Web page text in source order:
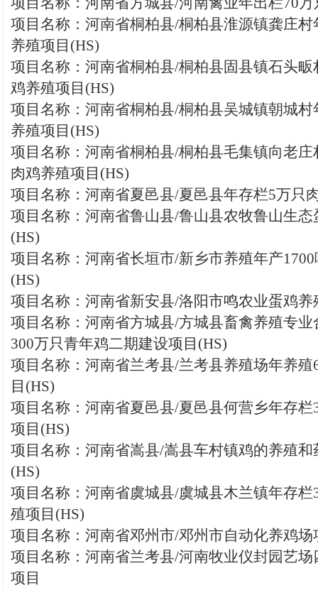
项目名称：河南省桐柏县/桐柏县淮源镇龚庄村
养殖项目(HS)
项目名称：河南省桐柏县/桐柏县固县镇石头畈
鸡养殖项目(HS)
项目名称：河南省桐柏县/桐柏县吴城镇朝城村
养殖项目(HS)
项目名称：河南省桐柏县/桐柏县毛集镇向老庄
肉鸡养殖项目(HS)
项目名称：河南省夏邑县/夏邑县年存栏5万只
项目名称：河南省鲁山县/鲁山县农牧鲁山生态
(HS)
项目名称：河南省长垣市/新乡市养殖年产
(HS)
项目名称：河南省新安县/洛阳市鸣农业蛋鸡养
项目名称：河南省方城县/方城县畜禽养殖专业
300万只青年鸡二期建设项目(HS)
项目名称：河南省兰考县/兰考县养殖场年养殖
目(HS)
项目名称：河南省夏邑县/夏邑县何营乡年存栏
项目(HS)
项目名称：河南省嵩县/嵩县车村镇鸡的养殖和
(HS)
项目名称：河南省虞城县/虞城县木兰镇年存栏
殖项目(HS)
项目名称：河南省邓州市/邓州市自动化养鸡场
项目名称：河南省兰考县/河南牧业仪封园艺
项目